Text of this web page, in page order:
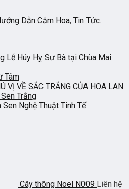
Dẫn Cắm Hoa, Tin Tức.
Lễ Húy Hỵ Sư Bà tại Chùa Mai
Tâm
VỊ VỀ SẮC TRẮNG CỦA HOA LAN
Trắng
Nghệ Thuật Tinh Tế
Cây thông Noel N009 Liên hệ